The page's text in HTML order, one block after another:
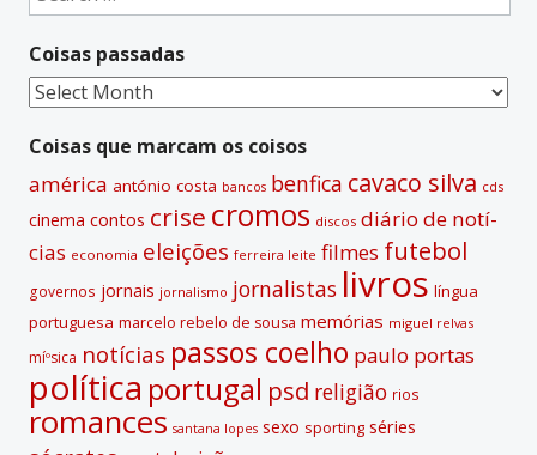
for:
Coisas passadas
Coisas
Coisas que marcam os coisos
américa antónio costa bancos benfica cavaco silva cds
cinema contos crise cromos discos diário de notí­
cias economia eleições ferreira leite filmes futebol
governos jornais jornalismo jornalistas livros lí­ngua
portuguesa marcelo rebelo de sousa memórias miguel relvas
míºsica notí­cias passos coelho paulo portas
polí­tica portugal psd religião rios
romances santana lopes sexo sporting séries